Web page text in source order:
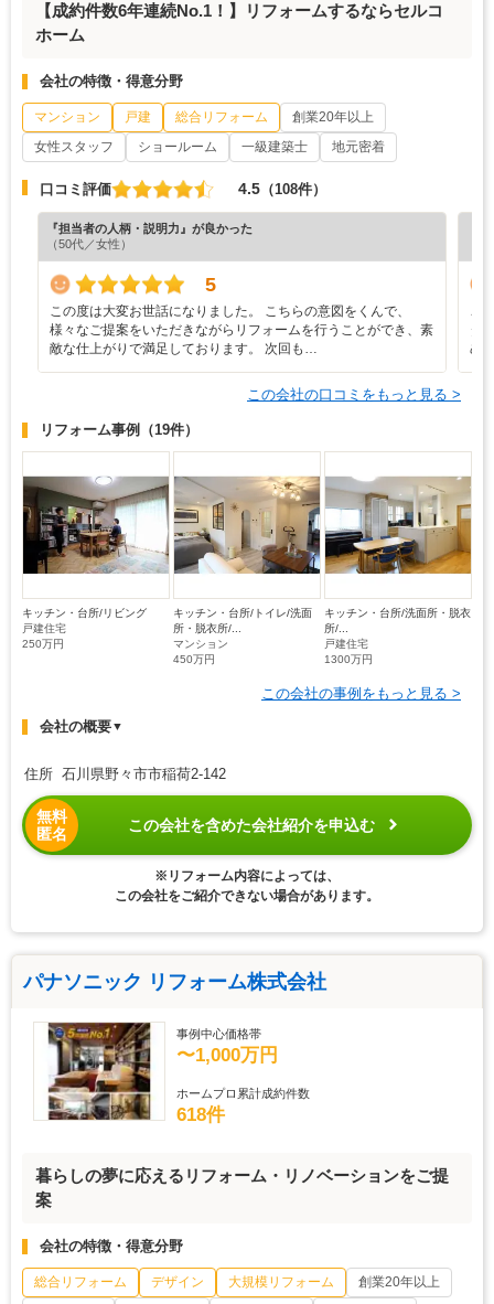
【成約件数6年連続No.1！】リフォームするならセルコ
ホーム
会社の特徴・得意分野
マンション 戸建 総合リフォーム
創業20年以上
女性スタッフ
ショールーム 一級建築士 地元密着
口コミ評価 4.5 （108件）
『担当者の人柄・説明力』が良かった
（50代／女性）
5
この度は大変お世話になりました。 こちらの意図をくんで、
様々なご提案をいただきながらリフォームを行うことができ、素
敵な仕上がりで満足しております。 次回も…
こ
タ
め
この会社の口コミをもっと見る >
リフォーム事例 （19件）
キッチン・台所/リビング
戸建住宅
250万円
キッチン・台所/トイレ/洗面
所・脱衣所/...
マンション
450万円
キッチン・台所/洗面所・脱衣
所/...
戸建住宅
1300万円
この会社の事例をもっと見る >
会社の概要▼
住所 石川県野々市市稲荷2-142
無料
匿名
この会社を含めた会社紹介を申込む
※リフォーム内容によっては、
この会社をご紹介できない場合があります。
パナソニック リフォーム株式会社
事例中心価格帯
〜1,000万円
ホームプロ累計成約件数
618件
暮らしの夢に応えるリフォーム・リノベーションをご提
案
会社の特徴・得意分野
総合リフォーム デザイン 大規模リフォーム
創業20年以上